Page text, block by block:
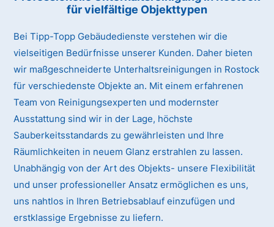
für vielfältige Objekttypen
Bei Tipp-Topp Gebäudedienste verstehen wir die
vielseitigen Bedürfnisse unserer Kunden. Daher bieten
wir maßgeschneiderte Unterhaltsreinigungen in Rostock
für verschiedenste Objekte an. Mit einem erfahrenen
Team von Reinigungsexperten und modernster
Ausstattung sind wir in der Lage, höchste
Sauberkeitsstandards zu gewährleisten und Ihre
Räumlichkeiten in neuem Glanz erstrahlen zu lassen.
Unabhängig von der Art des Objekts- unsere Flexibilität
und unser professioneller Ansatz ermöglichen es uns,
uns nahtlos in Ihren Betriebsablauf einzufügen und
erstklassige Ergebnisse zu liefern.